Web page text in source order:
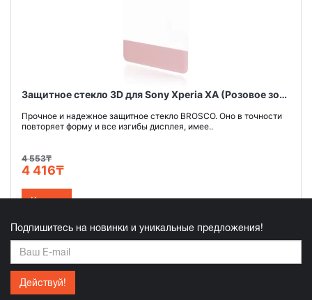
Защитное стекло 3D для Sony Xperia XA (Розовое золото)
Прочное и надежное защитное стекло BROSCO. Оно в точности
повторяет форму и все изгибы дисплея, имее..
4 553₸
4 416₸
Купить
Подпишитесь на новинки и уникальные предложения!
Действуй!